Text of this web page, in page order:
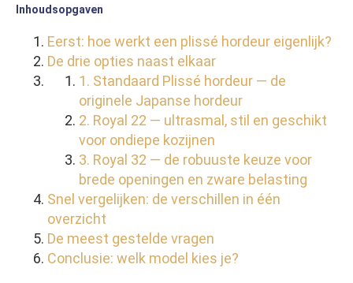
Inhoudsopgaven
Eerst: hoe werkt een plissé hordeur eigenlijk?
De drie opties naast elkaar
1. Standaard Plissé hordeur — de
originele Japanse hordeur
2. Royal 22 — ultrasmal, stil en geschikt
voor ondiepe kozijnen
3. Royal 32 — de robuuste keuze voor
brede openingen en zware belasting
Snel vergelijken: de verschillen in één
overzicht
De meest gestelde vragen
Conclusie: welk model kies je?